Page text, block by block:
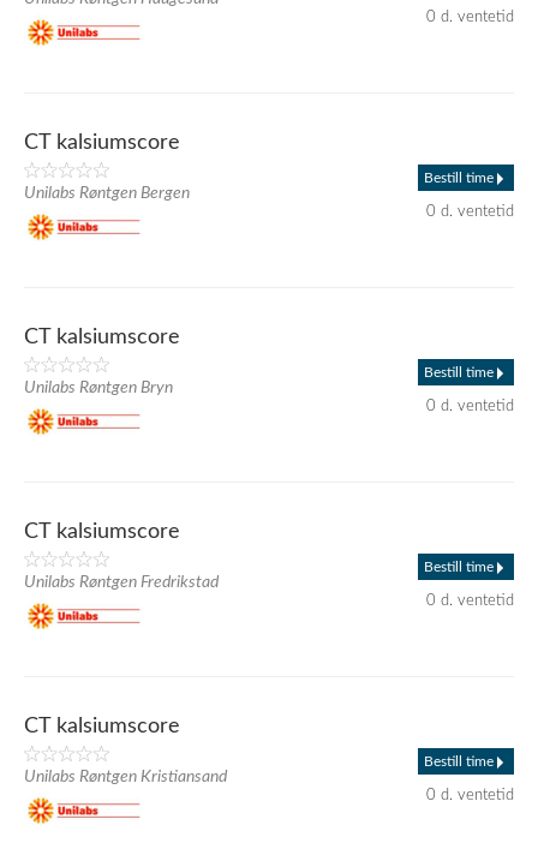
0 d. ventetid
CT kalsiumscore
Unilabs Røntgen Bergen
Bestill time
0 d. ventetid
CT kalsiumscore
Unilabs Røntgen Bryn
Bestill time
0 d. ventetid
CT kalsiumscore
Unilabs Røntgen Fredrikstad
Bestill time
0 d. ventetid
CT kalsiumscore
Unilabs Røntgen Kristiansand
Bestill time
0 d. ventetid